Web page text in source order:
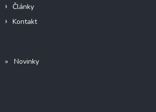
Články
Kontakt
» Novinky